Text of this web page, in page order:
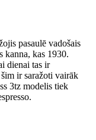
pasaulē vadošais
kanna, kas 1930.
dienai tas ir
ir saražoti vairāk
3tz modelis tiek